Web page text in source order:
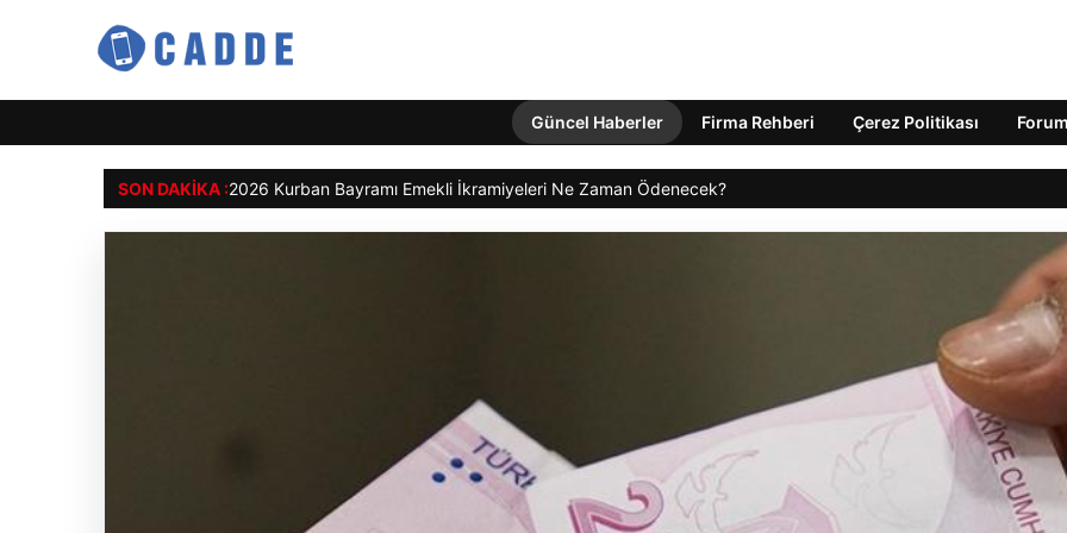
Güncel Haberler Firma Rehberi Çerez Politikası
SON DAKIKA :2026 Kurban Bayramı Emekli İkramiyeleri Ne Zaman Ödenecek?